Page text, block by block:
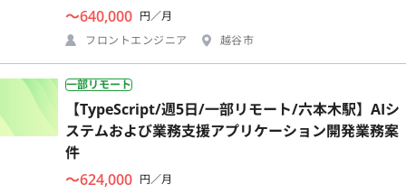
〜640,000 円／月
フロントエンジニア
越谷市
一部リモート
【TypeScript/週5日/一部リモート/六本木駅】AIシ
ステムおよび業務支援アプリケーション開発業務案
件
〜624,000 円／月